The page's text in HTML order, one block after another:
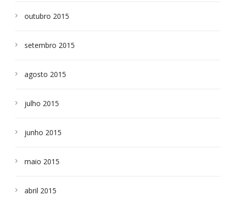
outubro 2015
setembro 2015
agosto 2015
julho 2015
junho 2015
maio 2015
abril 2015